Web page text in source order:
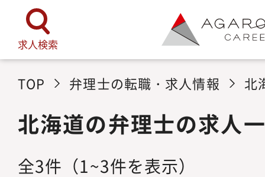
求人検索
TOP 弁理士の転職・求人情報 北
北海道の弁理士の求人
全3件 （1~3件を表示）